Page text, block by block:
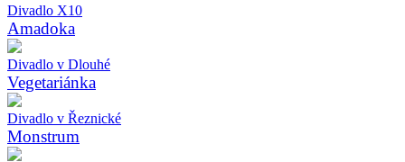
Divadlo X10
Amadoka
Divadlo v Dlouhé
Vegetariánka
Divadlo v Řeznické
Monstrum